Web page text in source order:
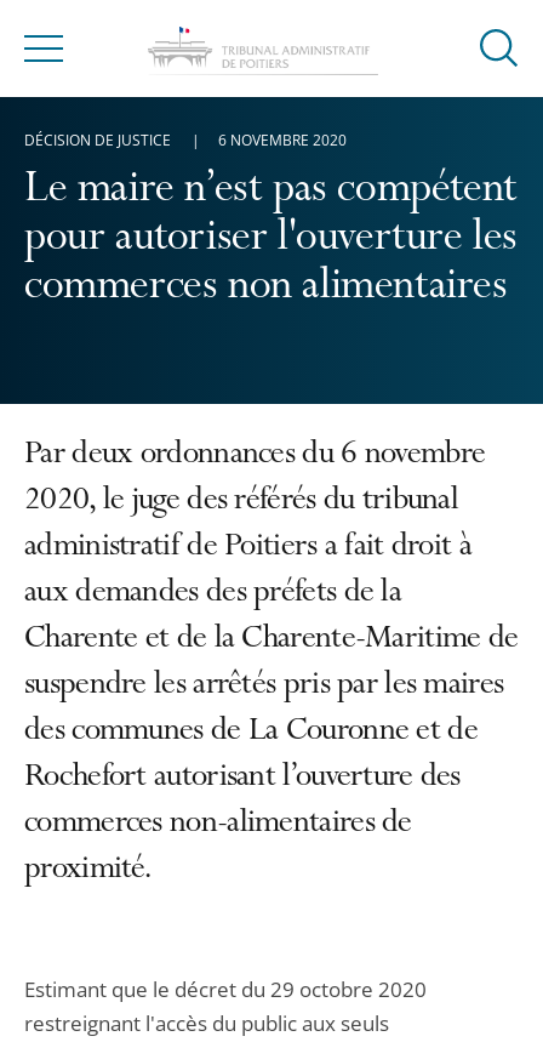
Menu
Ouvrir
Le maire n’est pas compétent
pour autoriser l'ouverture les
commerces non alimentaires
DÉCISION DE JUSTICE 6 NOVEMBRE 2020
Par deux ordonnances du 6 novembre
2020, le juge des référés du tribunal
administratif de Poitiers a fait droit à
aux demandes des préfets de la
Charente et de la Charente-Maritime de
suspendre les arrêtés pris par les maires
des communes de La Couronne et de
Rochefort autorisant l’ouverture des
commerces non-alimentaires de
proximité.
Estimant que le décret du 29 octobre 2020
restreignant l'accès du public aux seuls